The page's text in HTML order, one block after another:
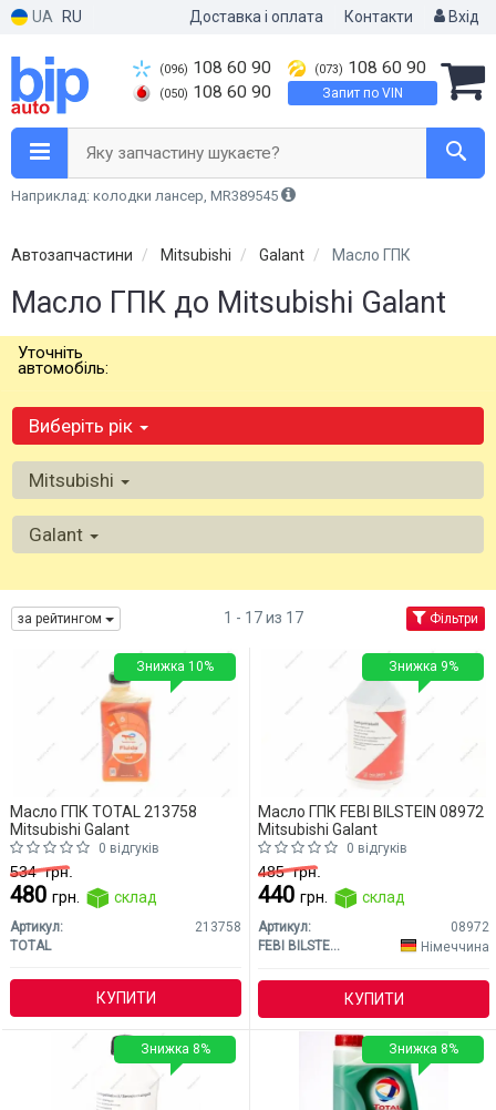
UA RU Доставка і оплата Контакти Вхід
(096) 108 60 90
(050) 108 60 90
(073) 108 60 90
Запит по VIN
Яку запчастину шукаєте?
Наприклад: колодки лансер, MR389545
Автозапчастини Mitsubishi Galant Масло ГПК
Масло ГПК до Mitsubishi Galant
Уточніть
автомобіль:
Виберіть рік
Mitsubishi
Galant
за рейтингом 1 - 17 из 17 Фільтри
Масло ГПК TOTAL 213758
Mitsubishi Galant
0 відгуків
534грн.
480 грн. склад
Артикул:
213758
TOTAL
КУПИТИ
Знижка 10%
Масло ГПК FEBI BILSTEIN 08972
Mitsubishi Galant
0 відгуків
485грн.
440 грн. склад
Артикул:
08972
FEBI BILSTEIN
Німеччина
КУПИТИ
Знижка 9%
Знижка 8% Знижка 8%